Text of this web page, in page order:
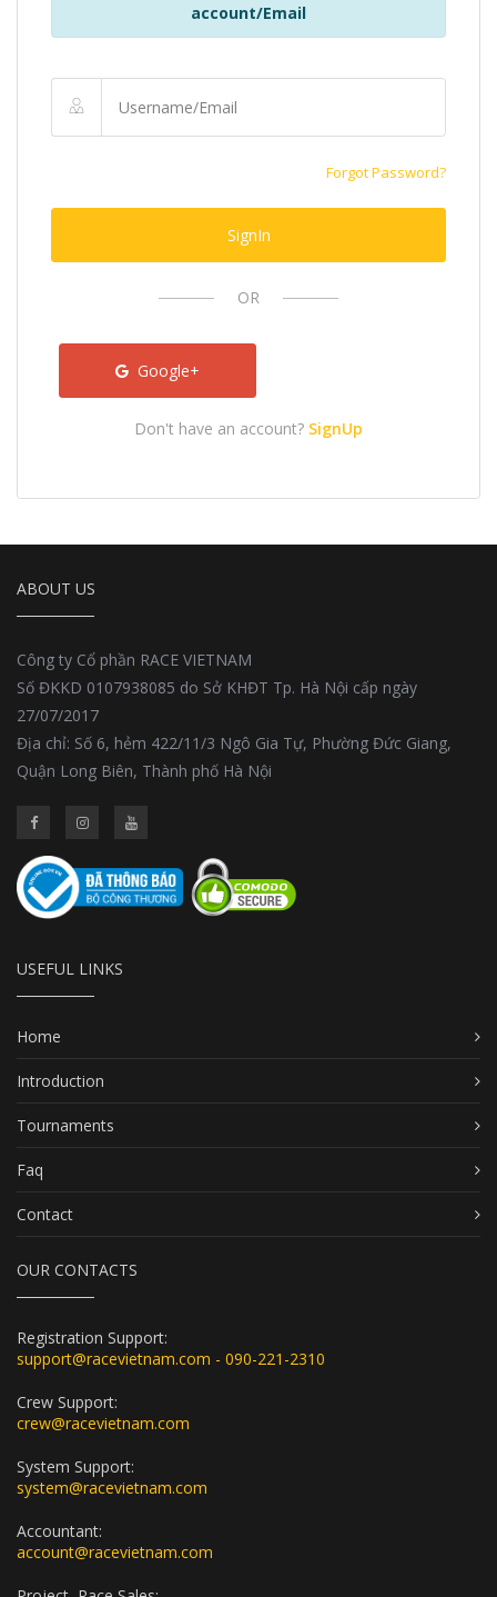
account/Email
Forgot Password?
SignIn
OR
Google+
Don't have an account? SignUp
ABOUT US
Công ty Cổ phần RACE VIETNAM
Số ĐKKD 0107938085 do Sở KHĐT Tp. Hà Nội cấp ngày
27/07/2017
Địa chỉ: Số 6, hẻm 422/11/3 Ngô Gia Tự, Phường Đức Giang,
Quận Long Biên, Thành phố Hà Nội
USEFUL LINKS
Home
Introduction
Tournaments
Faq
Contact
OUR CONTACTS
Registration Support:
support@racevietnam.com - 090-221-2310
Crew Support:
crew@racevietnam.com
System Support:
system@racevietnam.com
Accountant:
account@racevietnam.com